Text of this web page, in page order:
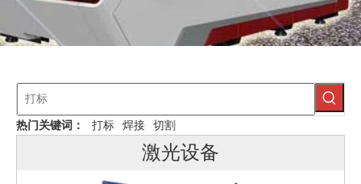
热门关键词： 打标 焊接 切割
激光设备